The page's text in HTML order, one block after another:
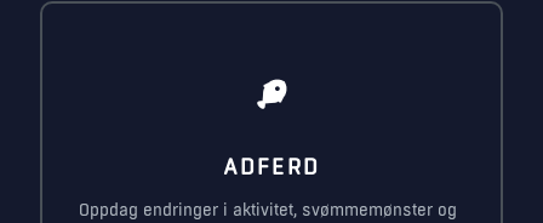
ADFERD
Oppdag endringer i aktivitet, svømmemønster og